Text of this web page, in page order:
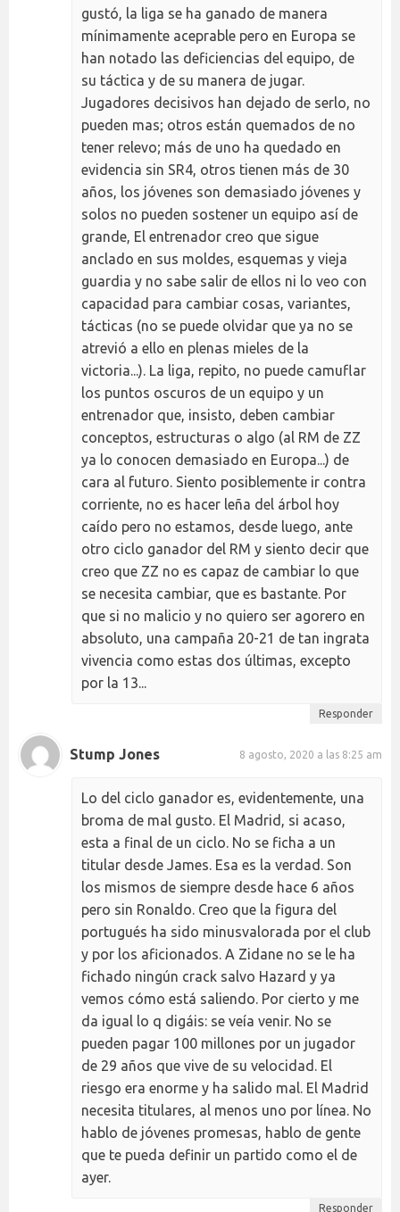
gustó, la liga se ha ganado de manera
mínimamente aceprable pero en Europa se
han notado las deficiencias del equipo, de
su táctica y de su manera de jugar.
Jugadores decisivos han dejado de serlo, no
pueden mas; otros están quemados de no
tener relevo; más de uno ha quedado en
evidencia sin SR4, otros tienen más de 30
años, los jóvenes son demasiado jóvenes y
solos no pueden sostener un equipo así de
grande, El entrenador creo que sigue
anclado en sus moldes, esquemas y vieja
guardia y no sabe salir de ellos ni lo veo con
capacidad para cambiar cosas, variantes,
tácticas (no se puede olvidar que ya no se
atrevió a ello en plenas mieles de la
victoria...). La liga, repito, no puede camuflar
los puntos oscuros de un equipo y un
entrenador que, insisto, deben cambiar
conceptos, estructuras o algo (al RM de ZZ
ya lo conocen demasiado en Europa...) de
cara al futuro. Siento posiblemente ir contra
corriente, no es hacer leña del árbol hoy
caído pero no estamos, desde luego, ante
otro ciclo ganador del RM y siento decir que
creo que ZZ no es capaz de cambiar lo que
se necesita cambiar, que es bastante. Por
que si no malicio y no quiero ser agorero en
absoluto, una campaña 20-21 de tan ingrata
vivencia como estas dos últimas, excepto
por la 13...
Responder
Stump Jones 8 agosto, 2020 a las 8:25 am
Lo del ciclo ganador es, evidentemente, una
broma de mal gusto. El Madrid, si acaso,
esta a final de un ciclo. No se ficha a un
titular desde James. Esa es la verdad. Son
los mismos de siempre desde hace 6 años
pero sin Ronaldo. Creo que la figura del
portugués ha sido minusvalorada por el club
y por los aficionados. A Zidane no se le ha
fichado ningún crack salvo Hazard y ya
vemos cómo está saliendo. Por cierto y me
da igual lo q digáis: se veía venir. No se
pueden pagar 100 millones por un jugador
de 29 años que vive de su velocidad. El
riesgo era enorme y ha salido mal. El Madrid
necesita titulares, al menos uno por línea. No
hablo de jóvenes promesas, hablo de gente
que te pueda definir un partido como el de
ayer.
Responder